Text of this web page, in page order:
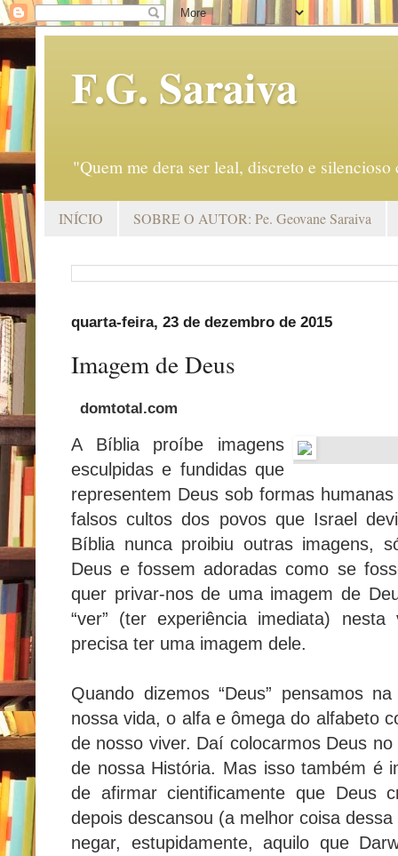
F.G. Saraiva
"Quem me dera ser leal, discreto e
INÍCIO SOBRE O AUTOR: Pe. Geovane Saraiva
quarta-feira, 23 de dezembro de 2015
Imagem de Deus
domtotal.com
A Bíblia proíbe imagens
esculpidas e fundidas que
representem Deus sob formas
falsos cultos dos povos que Israel
Bíblia nunca proibiu outras imagens,
Deus e fossem adoradas como se
quer privar-nos de uma imagem de
“ver” (ter experiência imediata) nesta
precisa ter uma imagem dele.
Quando dizemos “Deus” pensamos
nossa vida, o alfa e ômega do alfabeto
de nosso viver. Daí colocarmos Deus
de nossa História. Mas isso também é
de afirmar cientificamente que Deus
depois descansou (a melhor coisa
negar, estupidamente, aquilo que